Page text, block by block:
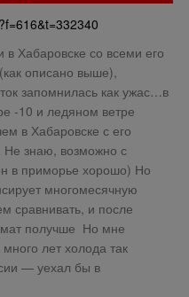
в Хабаровске со всеми его
описано выше),
запомнилась как ужас…в
-10 и ледяном ветре
в Хабаровске с его
знаю, возможно с
в приморье хорошо) Но
многомесячную
сравнивать, и после
получше Но мне
лет холода так
— уехал бы в